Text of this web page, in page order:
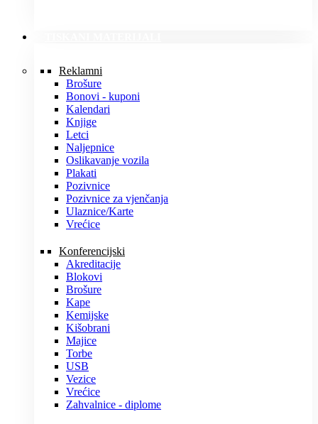
Reklamni
Brošure
Bonovi - kuponi
Kalendari
Knjige
Letci
Naljepnice
Oslikavanje vozila
Plakati
Pozivnice
Pozivnice za vjenčanja
Ulaznice/Karte
Vrećice
Konferencijski
Akreditacije
Blokovi
Brošure
Kape
Kemijske
Kišobrani
Majice
Torbe
USB
Vezice
Vrećice
Zahvalnice - diplome